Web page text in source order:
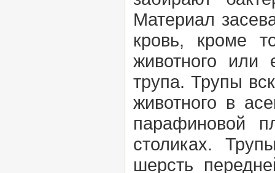
Материал
кровь, кроме
животного или
трупа. Трупы
животного в
парафиновой
столиках.
шерсть